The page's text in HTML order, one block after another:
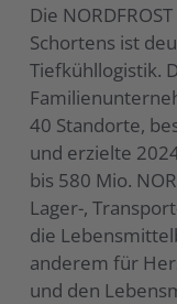
Die
Schortens ist
Tiefkühllogistik.
40 Standorte,
und erzielte
bis 580 Mio.
Lager-,
die
anderem für
und den